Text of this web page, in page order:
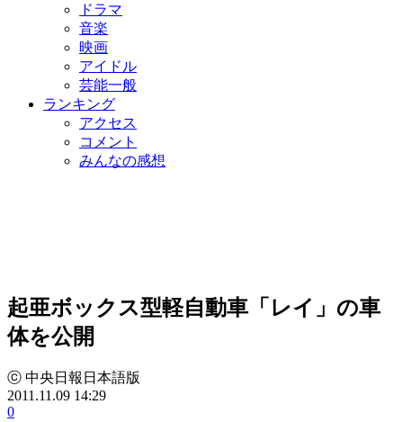
ドラマ
音楽
映画
アイドル
芸能一般
ランキング
アクセス
コメント
みんなの感想
起亜ボックス型軽自動車「レイ」の車
体を公開
ⓒ 中央日報日本語版
2011.11.09 14:29
0